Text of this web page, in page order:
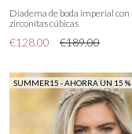
Diadema de boda imperial con
zirconitas cúbicas
€128.00 €189.00
SUMMER15 - AHORRA UN 15 %